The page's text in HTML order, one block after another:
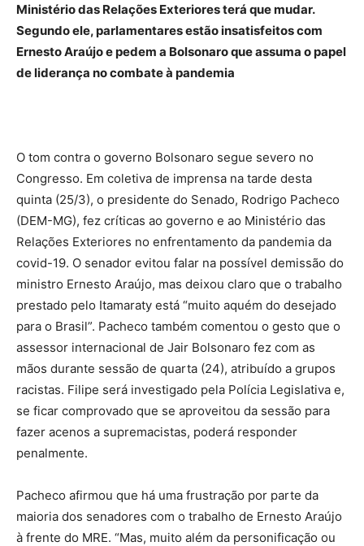
Ministério das Relações Exteriores terá que mudar.
Segundo ele, parlamentares estão insatisfeitos com
Ernesto Araújo e pedem a Bolsonaro que assuma o papel
de liderança no combate à pandemia
O tom contra o governo Bolsonaro segue severo no
Congresso. Em coletiva de imprensa na tarde desta
quinta (25/3), o presidente do Senado, Rodrigo Pacheco
(DEM-MG), fez críticas ao governo e ao Ministério das
Relações Exteriores no enfrentamento da pandemia da
covid-19. O senador evitou falar na possível demissão do
ministro Ernesto Araújo, mas deixou claro que o trabalho
prestado pelo Itamaraty está “muito aquém do desejado
para o Brasil”. Pacheco também comentou o gesto que o
assessor internacional de Jair Bolsonaro fez com as
mãos durante sessão de quarta (24), atribuído a grupos
racistas. Filipe será investigado pela Polícia Legislativa e,
se ficar comprovado que se aproveitou da sessão para
fazer acenos a supremacistas, poderá responder
penalmente.
Pacheco afirmou que há uma frustração por parte da
maioria dos senadores com o trabalho de Ernesto Araújo
à frente do MRE. “Mas, muito além da personificação ou